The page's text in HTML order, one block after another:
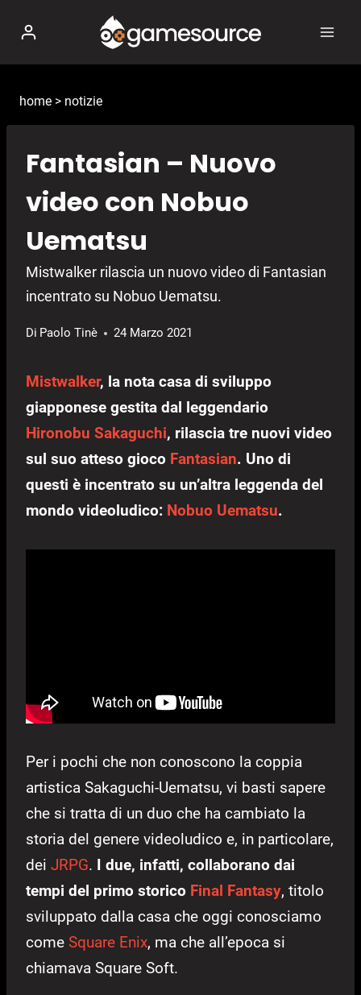
contenuto
home > notizie
Fantasian – Nuovo
video con Nobuo
Uematsu
Mistwalker rilascia un nuovo video di Fantasian
incentrato su Nobuo Uematsu.
Di Paolo Tinè 24 Marzo 2021
Mistwalker, la nota casa di sviluppo
giapponese gestita dal leggendario
Hironobu Sakaguchi, rilascia tre nuovi video
sul suo atteso gioco Fantasian. Uno di
questi è incentrato su un’altra leggenda del
mondo videoludico: Nobuo Uematsu.
Per i pochi che non conoscono la coppia
artistica Sakaguchi-Uematsu, vi basti sapere
che si tratta di un duo che ha cambiato la
storia del genere videoludico e, in particolare,
dei JRPG. I due, infatti, collaborano dai
tempi del primo storico Final Fantasy, titolo
sviluppato dalla casa che oggi conosciamo
come Square Enix, ma che all’epoca si
chiamava Square Soft.